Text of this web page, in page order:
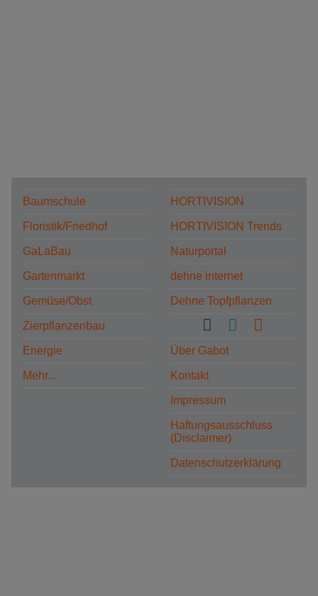
Baumschule
Floristik/Friedhof
GaLaBau
Gartenmarkt
Gemüse/Obst
Zierpflanzenbau
Energie
Mehr...
HORTIVISION
HORTIVISION Trends
Naturportal
dehne internet
Dehne Topfpflanzen
Über Gabot
Kontakt
Impressum
Haftungsausschluss
(Disclaimer)
Datenschutzerklärung